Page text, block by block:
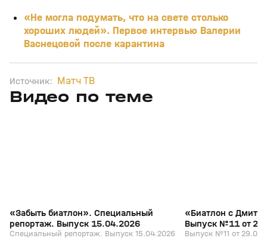
«Не могла подумать, что на свете столько
хороших людей». Первое интервью Валерии
Васнецовой после карантина
Источник: Матч ТВ
Видео по теме
15 апр, 13:09
«Забыть биатлон». Специальный
репортаж. Выпуск 15.04.2026
Специальный репортаж. Выпуск 15.04.2026
«Биатлон с
Выпуск №11 от
Выпуск №11 от